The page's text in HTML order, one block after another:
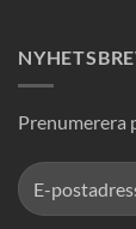
Prenumerera